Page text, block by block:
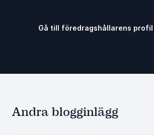
Gå till föredragshållarens profil
Andra blogginlägg